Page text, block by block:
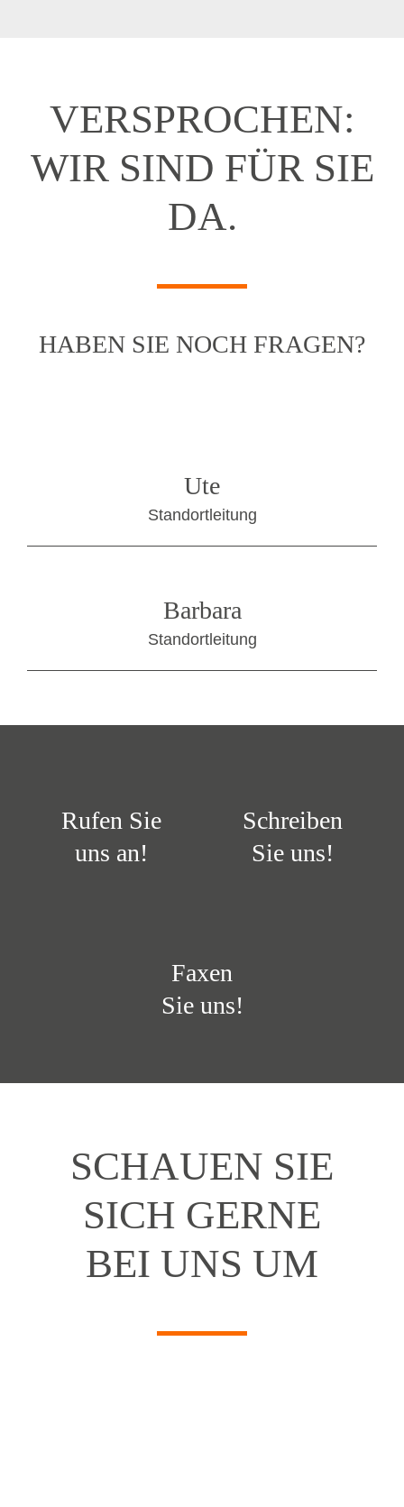
VERSPRO­CHEN:
WIR SIND FÜR SIE
DA.
HABEN SIE NOCH FRAGEN?
Ute
Standortleitung
Barbara
Standortleitung
Rufen Sie
uns an!
Schreiben
Sie uns!
Faxen
Sie uns!
SCHAUEN SIE
SICH GERNE
BEI UNS UM